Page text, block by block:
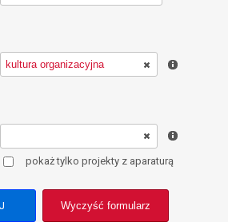
pokaż tylko projekty z aparaturą
Wyczyść formularz